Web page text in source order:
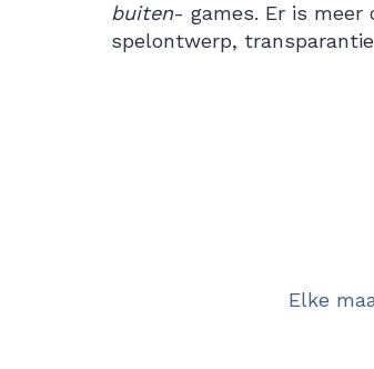
buiten- games. Er is meer
spelontwerp,
Elke